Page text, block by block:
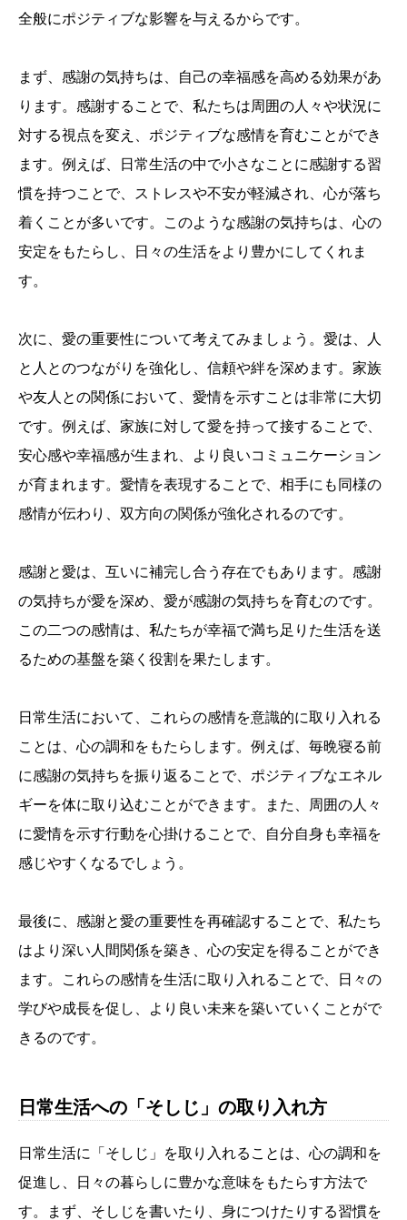
全般にポジティブな影響を与えるからです。
まず、感謝の気持ちは、自己の幸福感を高める効果があ
ります。感謝することで、私たちは周囲の人々や状況に
対する視点を変え、ポジティブな感情を育むことができ
ます。例えば、日常生活の中で小さなことに感謝する習
慣を持つことで、ストレスや不安が軽減され、心が落ち
着くことが多いです。このような感謝の気持ちは、心の
安定をもたらし、日々の生活をより豊かにしてくれま
す。
次に、愛の重要性について考えてみましょう。愛は、人
と人とのつながりを強化し、信頼や絆を深めます。家族
や友人との関係において、愛情を示すことは非常に大切
です。例えば、家族に対して愛を持って接することで、
安心感や幸福感が生まれ、より良いコミュニケーション
が育まれます。愛情を表現することで、相手にも同様の
感情が伝わり、双方向の関係が強化されるのです。
感謝と愛は、互いに補完し合う存在でもあります。感謝
の気持ちが愛を深め、愛が感謝の気持ちを育むのです。
この二つの感情は、私たちが幸福で満ち足りた生活を送
るための基盤を築く役割を果たします。
日常生活において、これらの感情を意識的に取り入れる
ことは、心の調和をもたらします。例えば、毎晩寝る前
に感謝の気持ちを振り返ることで、ポジティブなエネル
ギーを体に取り込むことができます。また、周囲の人々
に愛情を示す行動を心掛けることで、自分自身も幸福を
感じやすくなるでしょう。
最後に、感謝と愛の重要性を再確認することで、私たち
はより深い人間関係を築き、心の安定を得ることができ
ます。これらの感情を生活に取り入れることで、日々の
学びや成長を促し、より良い未来を築いていくことがで
きるのです。
日常生活への「そしじ」の取り入れ方
日常生活に「そしじ」を取り入れることは、心の調和を
促進し、日々の暮らしに豊かな意味をもたらす方法で
す。まず、そしじを書いたり、身につけたりする習慣を